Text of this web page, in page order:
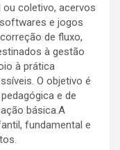
ou coletivo, acervos
e jogos
de fluxo,
à gestão
à prática
O objetivo é
e de
básica.A
fundamental e